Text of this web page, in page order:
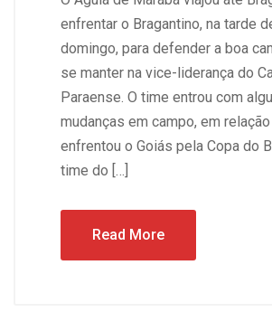
enfrentar o Bragantino, na tarde
domingo, para defender a boa
se manter na vice-liderança do
Paraense. O time entrou com
mudanças em campo, em
enfrentou o Goiás pela Copa do
time do […]
Read More